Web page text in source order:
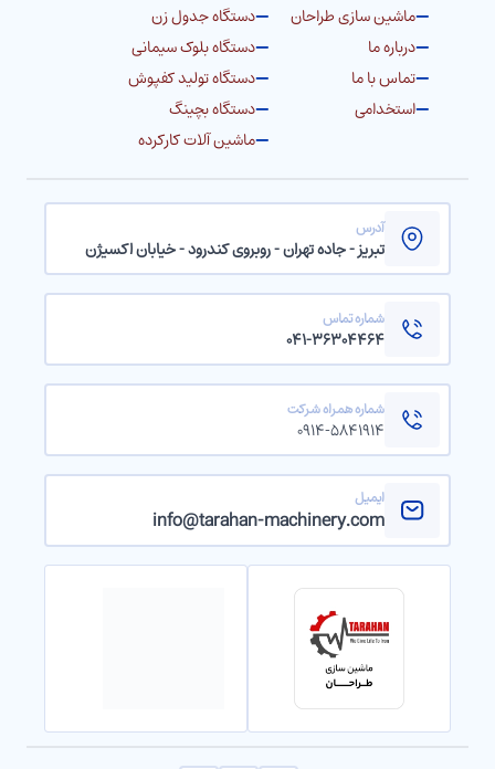
ماشین سازی طراحان
درباره ما
تماس با ما
استخدامی
دستگاه جدول زن
دستگاه بلوک سیمانی
دستگاه تولید کفپوش
دستگاه بچینگ
ماشین آلات کارکرده
آدرس
تبریز - جاده تهران - روبروی کندرود - خیابان اکسیژن
شماره تماس
۰۴۱-۳۶۳۰۴۴۶۴
شماره همراه شرکت
۰۹۱۴-۵۸۴۱۹۱۴
ایمیل
info@tarahan-machinery.com